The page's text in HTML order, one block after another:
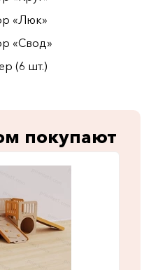
«Люк»
«Свод»
(6 шт.)
покупают